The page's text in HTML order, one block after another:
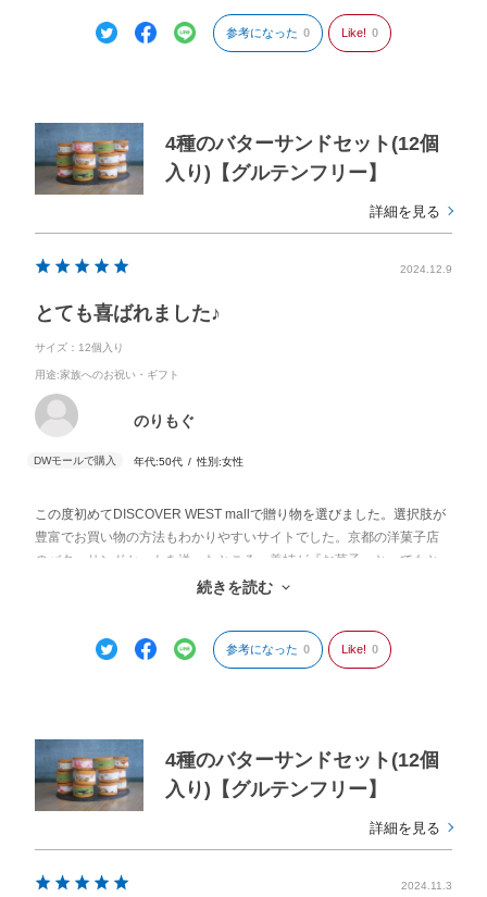
参考になった 0 Like! 0
4種のバターサンドセット(12個
入り)【グルテンフリー】
詳細を見る
2024.12.9
とても喜ばれました♪
サイズ：12個入り
用途:家族へのお祝い・ギフト
のりもぐ
年代:50代 性別:女性
この度初めてDISCOVER WEST mallで贈り物を選びました。選択肢が
豊富でお買い物の方法もわかりやすいサイトでした。京都の洋菓子店
のバターサンドセットを送ったところ、義姉が『お菓子、とってもと
っても美味しかったです！ご馳走様でした』と喜んでくれました♪また
続きを読む
参考になった 0 Like! 0
4種のバターサンドセット(12個
入り)【グルテンフリー】
詳細を見る
2024.11.3